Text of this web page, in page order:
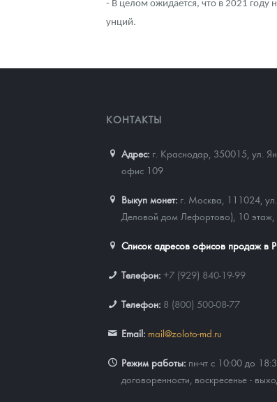
- В целом ожидается, что в 2021 году
унций.
КОНТАКТЫ
Адрес: г. Краснодар, 350015 ул.
офис 109
Выкуп монет: г. Москва, 111024,
Деловой дом Лефортово), 10
Список адресов офисов продаж в
Телефон: +7 (929) 840-19-99
Телефон: 8 (800) 500-08-77
Email: mail@zoloto-md.ru
Режим работы: пн-чт с 10:00 до
договоренности, воскресенье -